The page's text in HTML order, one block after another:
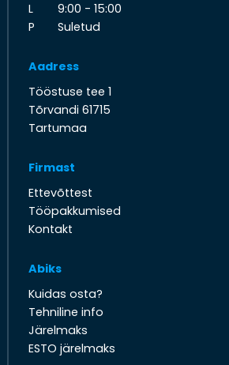
L
9:00 - 15:00
P
Suletud
Aadress
Tööstuse tee 1
Tõrvandi 61715
Tartumaa
Firmast
Ettevõttest
Tööpakkumised
Kontakt
Abiks
Kuidas osta?
Tehniline info
Järelmaks
ESTO järelmaks